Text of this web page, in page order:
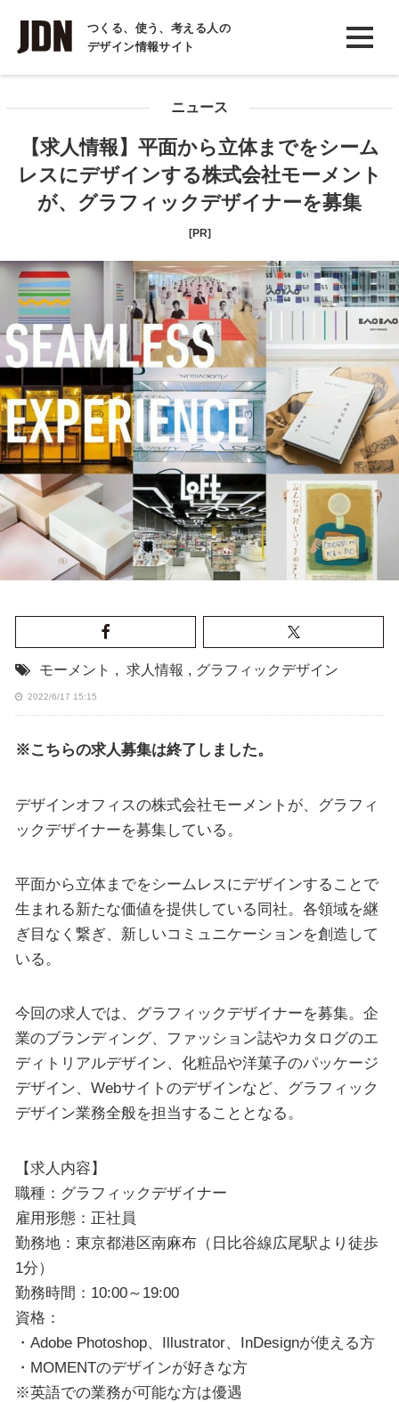
つくる、使う、考える人の
デザイン情報サイト
INTERVIEW
インタビュー
COLUMN
コラム
ニュース
【求人情報】平面から立体までをシーム
レスにデザインする株式会社モーメント
が、グラフィックデザイナーを募集
[PR]
モーメント , 求人情報 , グラフィックデザイン
2022/6/17 15:15
※こちらの求人募集は終了しました。
デザインオフィスの株式会社モーメントが、グラフィ
ックデザイナーを募集している。
平面から立体までをシームレスにデザインすることで
生まれる新たな価値を提供している同社。各領域を継
ぎ目なく繋ぎ、新しいコミュニケーションを創造して
いる。
今回の求人では、グラフィックデザイナーを募集。企
業のブランディング、ファッション誌やカタログのエ
ディトリアルデザイン、化粧品や洋菓子のパッケージ
デザイン、Webサイトのデザインなど、グラフィック
デザイン業務全般を担当することとなる。
【求人内容】
職種：グラフィックデザイナー
雇用形態：正社員
勤務地：東京都港区南麻布（日比谷線広尾駅より徒歩
1分）
勤務時間：10:00～19:00
資格：
・Adobe Photoshop、Illustrator、InDesignが使える方
・MOMENTのデザインが好きな方
※英語での業務が可能な方は優遇